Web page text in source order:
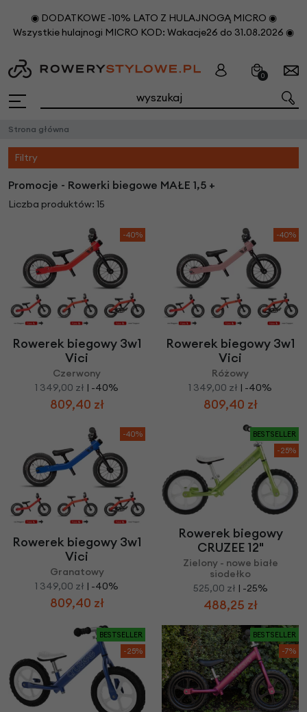
◉ DODATKOWE -10% LATO Z HULAJNOGĄ MICRO ◉
Wszystkie hulajnogi MICRO KOD: Wakacje26 do 31.08.2026 ◉
0
Strona główna
Filtry
Promocje - Rowerki biegowe MAŁE 1,5 +
Liczba produktów: 15
-40%
Rowerek biegowy 3w1
Vici
Czerwony
1 349,00 zł | -40%
809,40 zł
-40%
Rowerek biegowy 3w1
Vici
Różowy
1 349,00 zł | -40%
809,40 zł
-40%
Rowerek biegowy 3w1
Vici
Granatowy
1 349,00 zł | -40%
809,40 zł
BESTSELLER
-25%
Rowerek biegowy
CRUZEE 12"
Zielony - nowe białe
siodełko
525,00 zł | -25%
488,25 zł
BESTSELLER
-25%
BESTSELLER
-7%